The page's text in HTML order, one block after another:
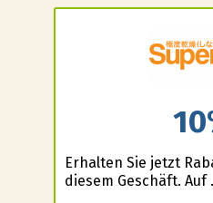
Erhalten Sie jetzt
diesem Geschäft. Auf .